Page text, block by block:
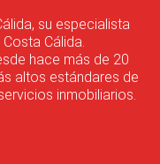
su especialista
Cálida.
hace más de 20
altos estándares de
inmobiliarios.